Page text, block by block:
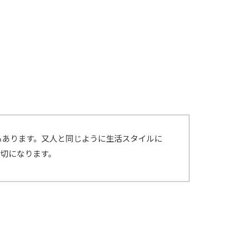
ります。又人と同じように生活スタイルに
になります。